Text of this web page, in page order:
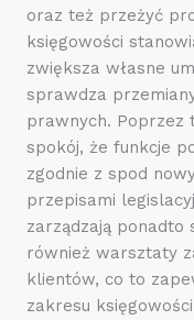
oraz też przeżyć
księgowości
zwiększa własne
sprawdza
prawnych. Poprzez
spokój, że funkcje
zgodnie z spod
przepisami
zarządzają ponadto
również warsztaty
klientów, co to
zakresu